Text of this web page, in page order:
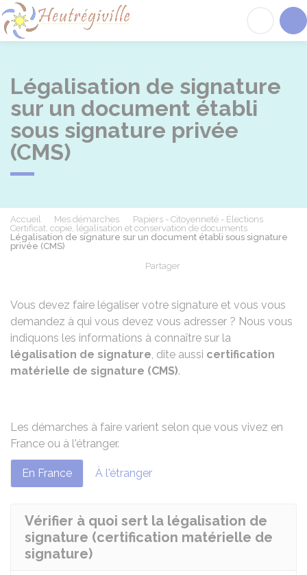
Légalisation de signature
sur un document établi
sous signature privée
(CMS)
Accueil Mes démarches
Papiers - Citoyenneté - Élections
Certificat, copie, légalisation et conservation de documents
Légalisation de signature sur un document établi sous signature
privée (CMS)
Partager
Vous devez faire légaliser votre signature et vous vous
demandez à qui vous devez vous adresser ? Nous vous
indiquons les informations à connaître sur la
légalisation de signature, dite aussi certification
matérielle de signature (CMS).
Les démarches à faire varient selon que vous vivez en
France ou à l'étranger.
En France À l'étranger
Vérifier à quoi sert la légalisation de
signature (certification matérielle de
signature)